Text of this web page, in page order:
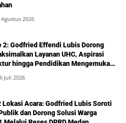
Agustus 2026
2: Godfried Effendi Lubis Dorong
Layanan UHC, Aspirasi
hingga Pendidikan Mengemuka
Medan Amplas
Juli 2026
Lokasi Acara: Godfried Lubis Soroti
dan Dorong Solusi Warga